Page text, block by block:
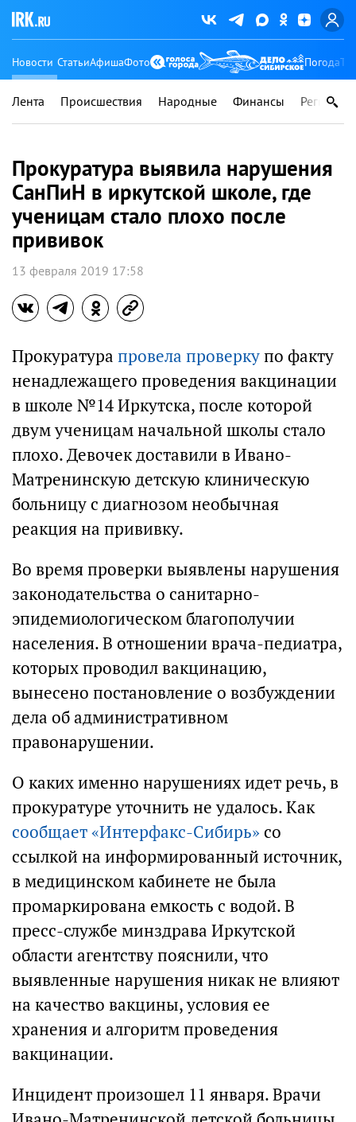
Новости СтатьиАфишаФото Погода
Лента Происшествия Народные Финансы Регионы
Прокуратура выявила нарушения
СанПиН в иркутской школе, где
ученицам стало плохо после
прививок
13 февраля 2019 17:58
Прокуратура провела проверкупо факту
ненадлежащего проведения вакцинации
в школе №14 Иркутска, после которой
двум ученицам начальной школы стало
плохо. Девочек доставили в Ивано-
Матренинскую детскую клиническую
больницу с диагнозом необычная
реакция на прививку.
Во время проверки выявлены нарушения
законодательства о санитарно-
эпидемиологическом благополучии
населения. В отношении врача-педиатра,
которых проводил вакцинацию,
вынесено постановление о возбуждении
дела об административном
правонарушении.
О каких именно нарушениях идет речь, в
прокуратуре уточнить не удалось. Как
сообщает «Интерфакс-Сибирь»со
ссылкой на информированный источник,
в медицинском кабинете не была
промаркирована емкость с водой. В
пресс-службе минздрава Иркутской
области агентству пояснили, что
выявленные нарушения никак не влияют
на качество вакцины, условия ее
хранения и алгоритм проведения
вакцинации.
Инцидент произошел 11 января. Врачи